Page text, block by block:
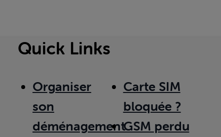
Quick Links
Organiser
son
déménagement
Carte SIM
bloquée ?
GSM perdu